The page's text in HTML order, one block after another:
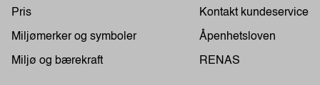
Pris
Miljømerker og symboler
Miljø og bærekraft
Kontakt kundeservice
Åpenhetsloven
RENAS